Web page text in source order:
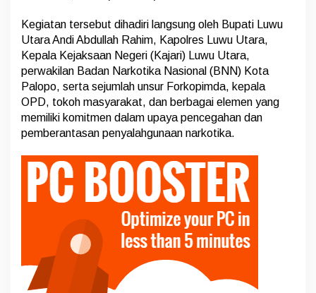
m
n
N
a
r
k
o
b
a
A
j
a
r
u
Kegiatan tersebut dihadiri langsung oleh Bupati Luwu
Utara Andi Abdullah Rahim, Kapolres Luwu Utara,
Kepala Kejaksaan Negeri (Kajari) Luwu Utara,
perwakilan Badan Narkotika Nasional (BNN) Kota
Palopo, serta sejumlah unsur Forkopimda, kepala
OPD, tokoh masyarakat, dan berbagai elemen yang
memiliki komitmen dalam upaya pencegahan dan
pemberantasan penyalahgunaan narkotika.